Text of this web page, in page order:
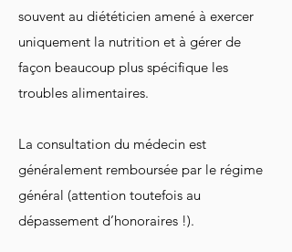
souvent au diététicien amené à exercer
uniquement la nutrition et à gérer de
façon beaucoup plus spécifique les
troubles alimentaires.
La consultation du médecin est
généralement remboursée par le régime
général (attention toutefois au
dépassement d’honoraires !).